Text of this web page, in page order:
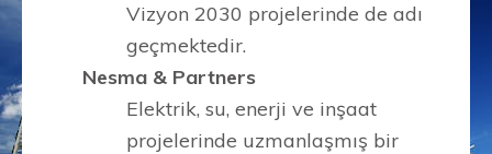
Vizyon 2030 projelerinde de adı
geçmektedir.
Nesma & Partners
Elektrik, su, enerji ve inşaat
projelerinde uzmanlaşmış bir